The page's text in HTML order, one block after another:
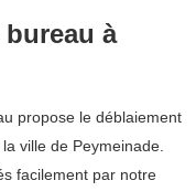
à
propose le déblaiement
ville de Peymeinade.
facilement par notre